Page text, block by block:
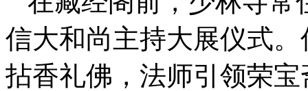
信大和尚主持大展仪式
拈香礼佛，法师引领荣